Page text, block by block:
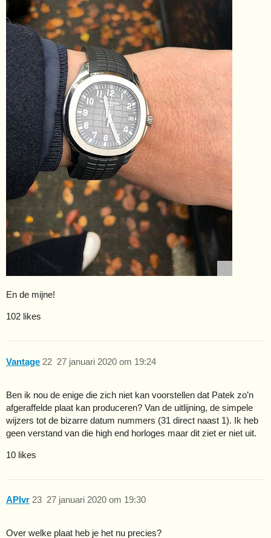
En de mijne!
102 likes
Vantage 27 januari 2020 om 19:24
22
Ben ik nou de enige die zich niet kan voorstellen dat Patek zo’n
afgeraffelde plaat kan produceren? Van de uitlijning, de simpele
wijzers tot de bizarre datum nummers (31 direct naast 1). Ik heb
geen verstand van die high end horloges maar dit ziet er niet uit.
10 likes
APIvr 27 januari 2020 om 19:30
23
Over welke plaat heb je het nu precies?